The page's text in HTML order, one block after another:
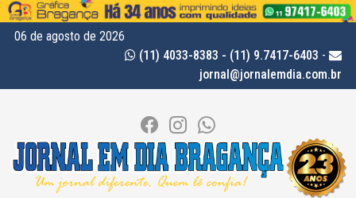
06 de agosto de 2026
(11) 4033-8383 - (11) 9.7417-6403 -
jornal@jornalemdia.com.br